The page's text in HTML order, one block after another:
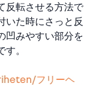
反転させる方法で
いた時にさっと反
凹みやすい部分を
。
フリーヘ